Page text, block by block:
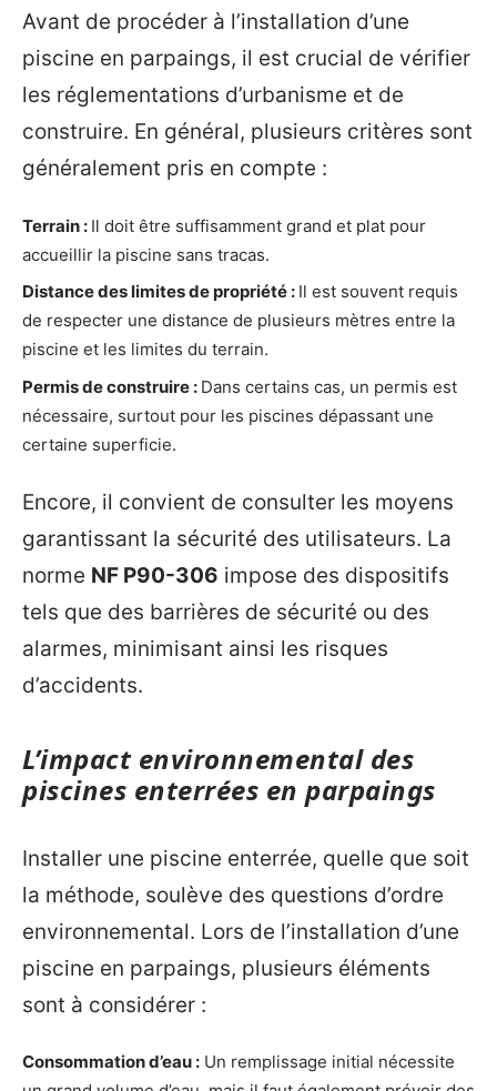
Avant de procéder à l’installation d’une
piscine en parpaings, il est crucial de vérifier
les réglementations d’urbanisme et de
construire. En général, plusieurs critères sont
généralement pris en compte :
Terrain : Il doit être suffisamment grand et plat pour
accueillir la piscine sans tracas.
Distance des limites de propriété : Il est souvent requis
de respecter une distance de plusieurs mètres entre la
piscine et les limites du terrain.
Permis de construire : Dans certains cas, un permis est
nécessaire, surtout pour les piscines dépassant une
certaine superficie.
Encore, il convient de consulter les moyens
garantissant la sécurité des utilisateurs. La
norme NF P90-306 impose des dispositifs
tels que des barrières de sécurité ou des
alarmes, minimisant ainsi les risques
d’accidents.
L’impact environnemental des
piscines enterrées en parpaings
Installer une piscine enterrée, quelle que soit
la méthode, soulève des questions d’ordre
environnemental. Lors de l’installation d’une
piscine en parpaings, plusieurs éléments
sont à considérer :
Consommation d’eau : Un remplissage initial nécessite